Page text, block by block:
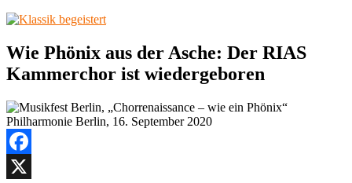
Wie Phönix aus der Asche: Der RIAS
Kammerchor ist wiedergeboren
Facebook